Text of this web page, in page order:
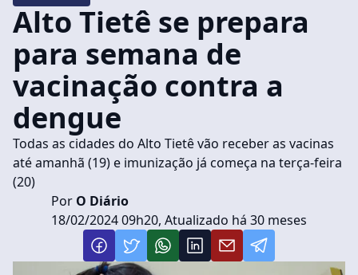
Alto Tietê se prepara
para semana de
vacinação contra a
dengue
Todas as cidades do Alto Tietê vão receber as vacinas
até amanhã (19) e imunização já começa na terça-feira
(20)
Por O Diário
18/02/2024 09h20, Atualizado há 30 meses